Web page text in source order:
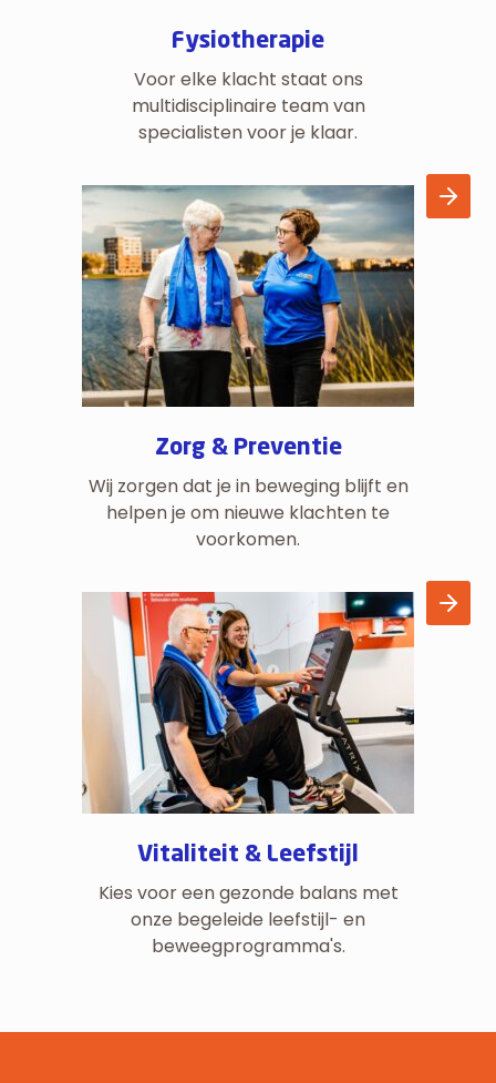
Fysiotherapie
Voor elke klacht staat ons
multidisciplinaire team van
specialisten voor je klaar.
Zorg & Preventie
Wij zorgen dat je in beweging blijft en
helpen je om nieuwe klachten te
voorkomen.
Vitaliteit & Leefstijl
Kies voor een gezonde balans met
onze begeleide leefstijl- en
beweegprogramma's.